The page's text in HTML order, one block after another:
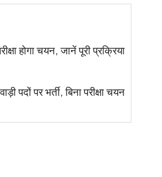
होगा चयन, जानें पूरी प्रक्रिया
पर भर्ती, बिना परीक्षा चयन